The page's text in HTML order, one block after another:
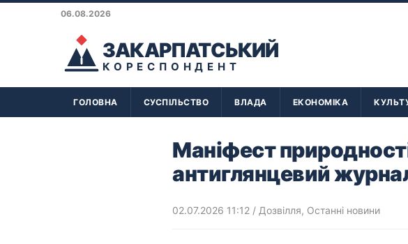
06.08.2026
ЗАКАРПАТСЬКИЙ
КОРЕСПОНДЕНТ
ГОЛОВНА СУСПІЛЬСТВО ВЛАДА ЕКОНОМІКА
Маніфест
антиглянцевий
02.07.2026 11:12 / Дозвілля, Останні новини